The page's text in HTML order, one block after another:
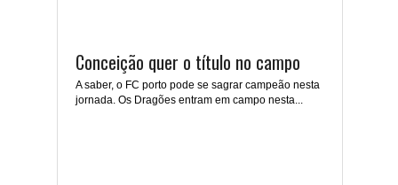
Conceição quer o título no campo
A saber, o FC porto pode se sagrar campeão nesta
jornada. Os Dragões entram em campo nesta...